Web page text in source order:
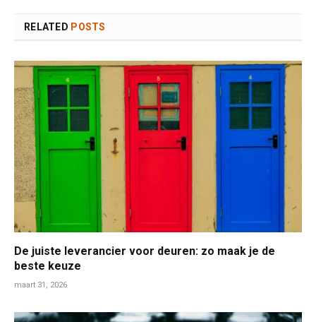
RELATED POSTS
De juiste leverancier voor deuren: zo maak je de
beste keuze
maart 31, 2026